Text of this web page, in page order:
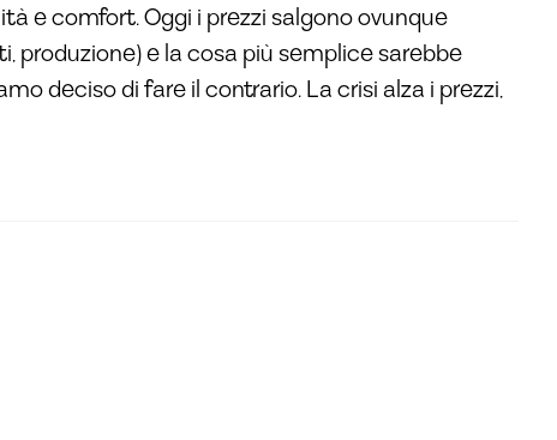
e comfort. Oggi i prezzi salgono ovunque
produzione) e la cosa più semplice sarebbe
deciso di fare il contrario. La crisi alza i prezzi,